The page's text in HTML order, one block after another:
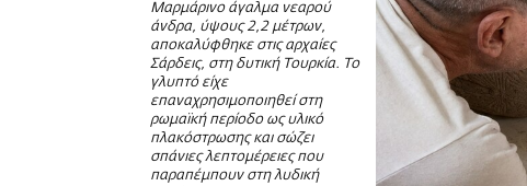
Μαρμάρινο άγαλμα νεαρού
άνδρα, ύψους 2,2 μέτρων,
αποκαλύφθηκε στις αρχαίες
Σάρδεις, στη δυτική Τουρκία. Το
γλυπτό είχε
επαναχρησιμοποιηθεί στη
ρωμαϊκή περίοδο ως υλικό
πλακόστρωσης και σώζει
σπάνιες λεπτομέρειες που
παραπέμπουν στη λυδική